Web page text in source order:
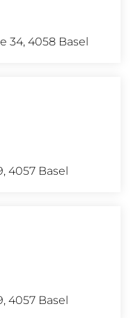
34, 4058 Basel
4057 Basel
4057 Basel